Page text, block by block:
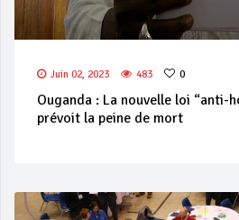
Juin 02, 2023 483 0
Ouganda : La nouvelle loi “anti-
prévoit la peine de mort